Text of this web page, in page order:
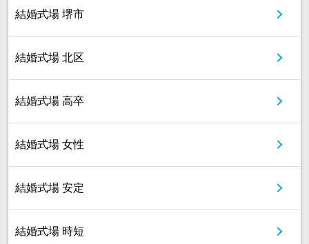
結婚式場 堺市
結婚式場 北区
結婚式場 高卒
結婚式場 女性
結婚式場 安定
結婚式場 時短